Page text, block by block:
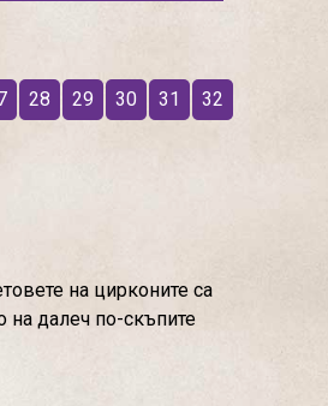
28 29 30 31 32
на цирконите са
на далеч по-скъпите